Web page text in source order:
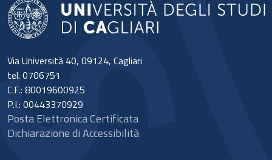
Via Università 40, 09124, Cagliari
tel. 0706751
C.F.: 80019600925
P.I.: 00443370929
Posta Elettronica Certificata
Dichiarazione di Accessibilità